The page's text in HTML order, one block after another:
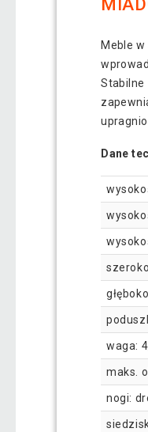
Meble
Dane
waga:
maks.
nogi: